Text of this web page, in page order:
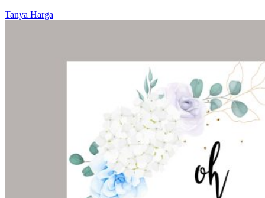
Tanya Harga